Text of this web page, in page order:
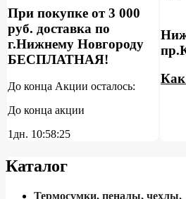
При покупке от 3 000
руб. доставка по
г.Нижнему Новгороду
БЕСПЛАТНАЯ!
До конца Акции осталось:
До конца акции
1дн. 10:58:24
Как
Каталог
Термосумки, пеналы, чехлы.